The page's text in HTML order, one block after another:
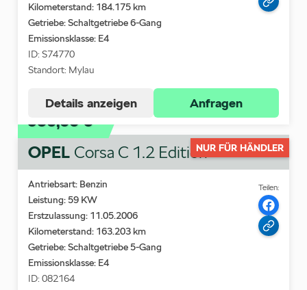
Kilometerstand: 184.175 km
Getriebe: Schaltgetriebe 6-Gang
Emissionsklasse: E4
ID: S74770
Standort: Mylau
Details anzeigen Anfragen
NUR FÜR HÄNDLER
950,00 €
OPEL Corsa C 1.2 Edition
Antriebsart: Benzin
Leistung: 59 KW
Erstzulassung: 11.05.2006
Kilometerstand: 163.203 km
Getriebe: Schaltgetriebe 5-Gang
Emissionsklasse: E4
ID: 082164
Teilen: